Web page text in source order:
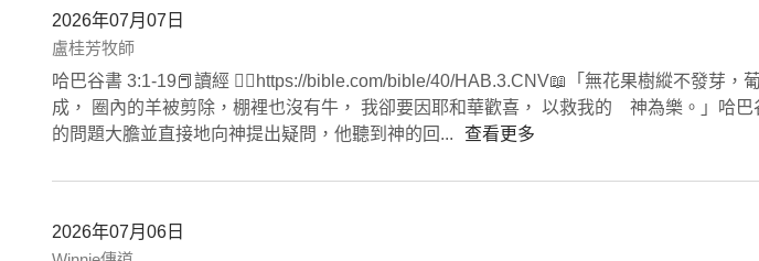
2026年07月07日
盧桂芳牧師
哈巴谷書 3:1-19📕讀經 👉🏻https://bible.com/bible/40/HAB.3.CNV📖「無花果樹縱不發芽，
成， 圈內的羊被剪除，棚裡也沒有牛， 我卻要因耶和華歡喜， 以救我的 神為樂。」‭‭哈
的問題大膽並直接地向神提出疑問，他聽到神的回...
查看更多
2026年07月06日